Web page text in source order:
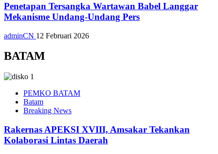
Penetapan Tersangka Wartawan Babel Langgar
Mekanisme Undang-Undang Pers
adminCN 12 Februari 2026
BATAM
PEMKO BATAM
Batam
Breaking News
Rakernas APEKSI XVIII, Amsakar Tekankan
Kolaborasi Lintas Daerah